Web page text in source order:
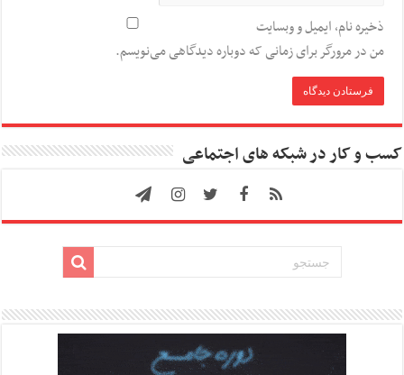
ذخیره نام، ایمیل و وبسایت
من در مرورگر برای زمانی که دوباره دیدگاهی می‌نویسم.
کسب و کار در شبکه های اجتماعی